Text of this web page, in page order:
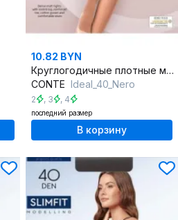
10.82 BYN
Круглогодичные плотные матовые колготки с усиленной верхней частью
CONTE Ideal_40_Nero
2 , 3 , 4
последний размер
В корзину